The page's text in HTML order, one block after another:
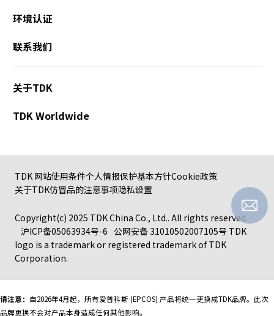
环境认证
联系我们
关于TDK
TDK Worldwide
TDK 网站使用条件个人情报保护基本方针Cookie政策
关于TDK仿冒品的注意事项隐私设置
Copyright(c) 2025 TDK China Co., Ltd.. All rights reserved.
沪ICP备05063934号-6 公网安备 31010502007105号 TDK
logo is a trademark or registered trademark of TDK
Corporation.
请注意： 自2026年4月起，所有爱普科斯 (EPCOS) 产品将统一更换成TDK品牌。 此次
品牌更换不会对产品本身造成任何其他影响。